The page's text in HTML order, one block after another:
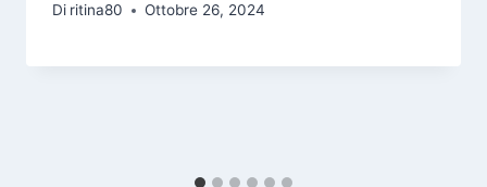
Di ritina80 Ottobre 26, 2024